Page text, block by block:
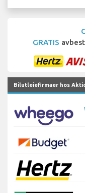
GRATIS
Bilutleiefirmaer hos